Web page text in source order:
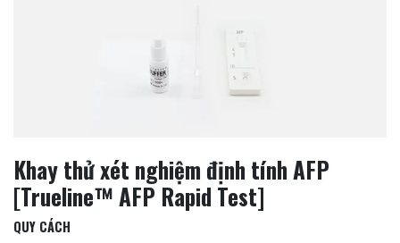
Khay thử xét nghiệm định tính AFP
[Trueline™ AFP Rapid Test]
QUY CÁCH